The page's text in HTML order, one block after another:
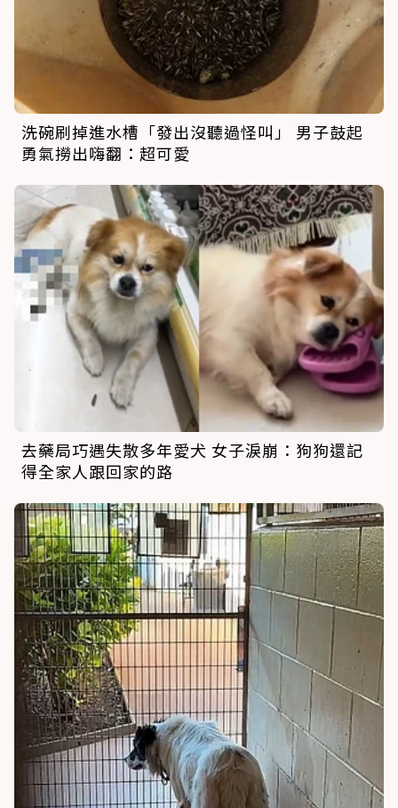
洗碗刷掉進水槽「發出沒聽過怪叫」 男子鼓起
勇氣撈出嗨翻：超可愛
去藥局巧遇失散多年愛犬 女子淚崩：狗狗還記
得全家人跟回家的路